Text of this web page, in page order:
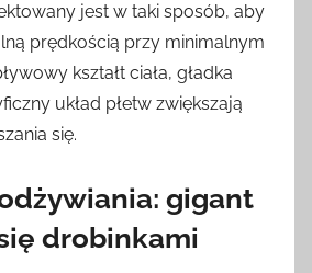
jest w taki sposób, aby
prędkością przy minimalnym
kształt ciała, gładka
układ płetw zwiększają
się.
gigant
drobinkami